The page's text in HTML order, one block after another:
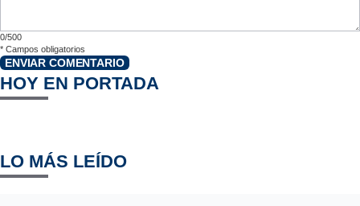
0/500
* Campos obligatorios
ENVIAR COMENTARIO
HOY EN PORTADA
LO MÁS LEÍDO